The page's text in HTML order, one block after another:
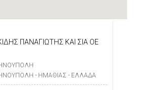
ΠΑΝΑΓΙΩΤΗΣ ΚΑΙ ΣΙΑ ΟΕ
- ΗΜΑΘΙΑΣ - ΕΛΛΑΔΑ